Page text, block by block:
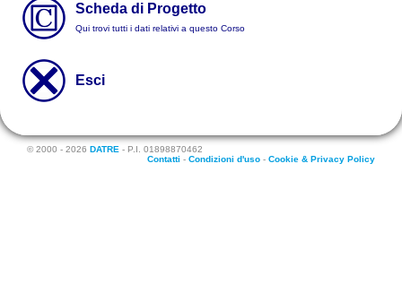
Scheda di Progetto
Qui trovi tutti i dati relativi a questo Corso
Esci
© 2000 - 2026 DATRE - P.I. 01898870462
Contatti - Condizioni d'uso - Cookie & Privacy Policy